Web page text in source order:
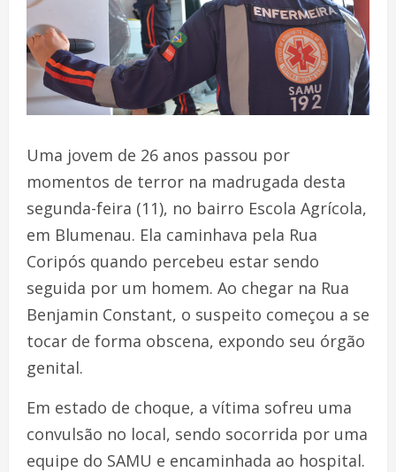
Uma jovem de 26 anos passou por
momentos de terror na madrugada desta
segunda-feira (11), no bairro Escola Agrícola,
em Blumenau. Ela caminhava pela Rua
Coripós quando percebeu estar sendo
seguida por um homem. Ao chegar na Rua
Benjamin Constant, o suspeito começou a se
tocar de forma obscena, expondo seu órgão
genital.
Em estado de choque, a vítima sofreu uma
convulsão no local, sendo socorrida por uma
equipe do SAMU e encaminhada ao hospital.